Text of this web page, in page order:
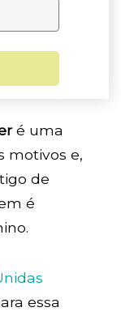
é uma
motivos e,
de
é
essa